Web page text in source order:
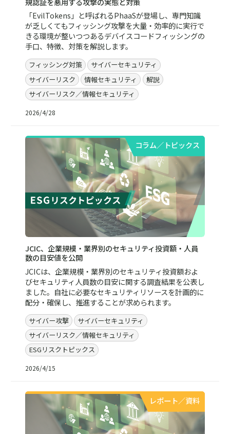
「EvilTokens」と呼ばれるPhaaSが登場し、専門知識
が乏しくてもフィッシング攻撃を大量・効率的に実行で
きる環境が整いつつあるデバイスコードフィッシングの
手口、特徴、対策を解説します。
フィッシング対策
サイバーセキュリティ
サイバーリスク
情報セキュリティ
解説
サイバーリスク／情報セキュリティ
2026/4/28
コラム／トピックス
JCIC、企業規模・業界別のセキュリティ投資額・人員
数の目安値を公開
JCICは、企業規模・業界別のセキュリティ投資額およ
びセキュリティ人員数の目安に関する調査結果を公表し
ました。自社に必要なセキュリティリソースを計画的に
配分・確保し、推進することが求められます。
サイバー攻撃
サイバーセキュリティ
サイバーリスク／情報セキュリティ
ESGリスクトピックス
2026/4/15
レポート／資料